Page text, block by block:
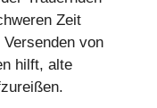
Zeit
von
hilft, alte